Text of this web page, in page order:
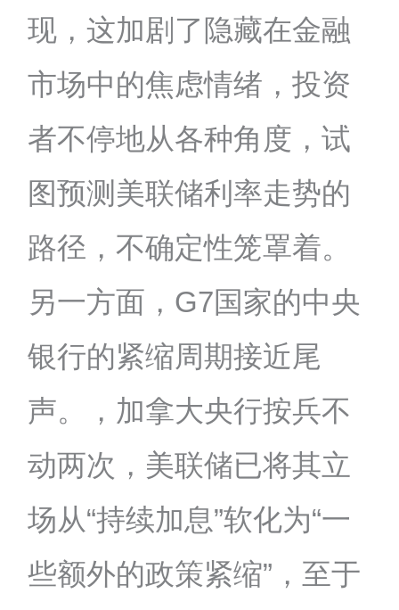
现，这加剧了隐藏在金融
市场中的焦虑情绪，投资
者不停地从各种角度，试
图预测美联储利率走势的
路径，不确定性笼罩着。
另一方面，G7国家的中央
银行的紧缩周期接近尾
声。，加拿大央行按兵不
动两次，美联储已将其立
场从“持续加息”软化为“一
些额外的政策紧缩”，至于